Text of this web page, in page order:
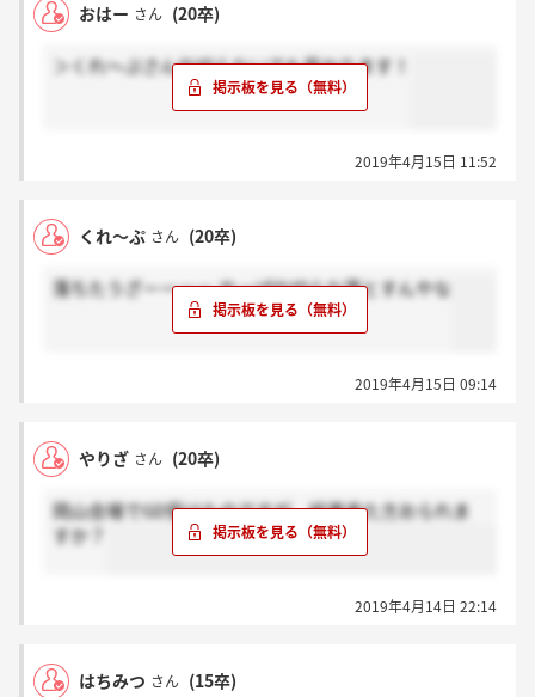
おはー さん (20卒)
＞くれ～ぷさん仕切らないでも受かります！
2019年4月15日 11:52
くれ～ぷ さん (20卒)
落ちたうざーーーー やっぱ仕切らな落とすんやな
2019年4月15日 09:14
やりざ さん (20卒)
岡山会場でGD受けたのですが、結果来た方おられま
すか？
2019年4月14日 22:14
はちみつ さん (15卒)